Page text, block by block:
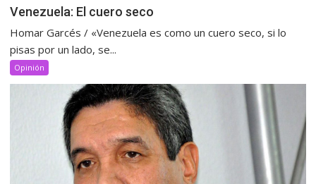
Venezuela: El cuero seco
Homar Garcés / «Venezuela es como un cuero seco, si lo
pisas por un lado, se...
Opinión